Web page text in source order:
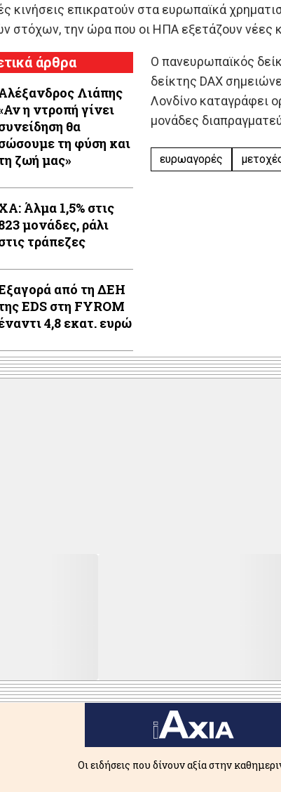
κινήσεις επικρατούν στα ευρωπαϊκά
στόχων, την ώρα που οι ΗΠΑ εξετάζουν νέες
άρθρα
Λιάπης
η ντροπή γίνει
θα
τη φύση και
ζωή μας»
Άλμα 1,5% στις
μονάδες, ράλι
τράπεζες
από τη ΔΕΗ
EDS στη FYROM
4,8 εκατ. ευρώ
O πανευρωπαϊκός
δείκτης DAX
Λονδίνο καταγράφει
μονάδες
ευρωαγορές
Οι ειδήσεις που δίνουν αξία στην